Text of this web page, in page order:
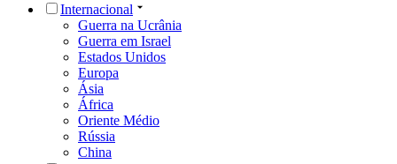
Internacional
Guerra na Ucrânia
Guerra em Israel
Estados Unidos
Europa
Ásia
África
Oriente Médio
Rússia
China